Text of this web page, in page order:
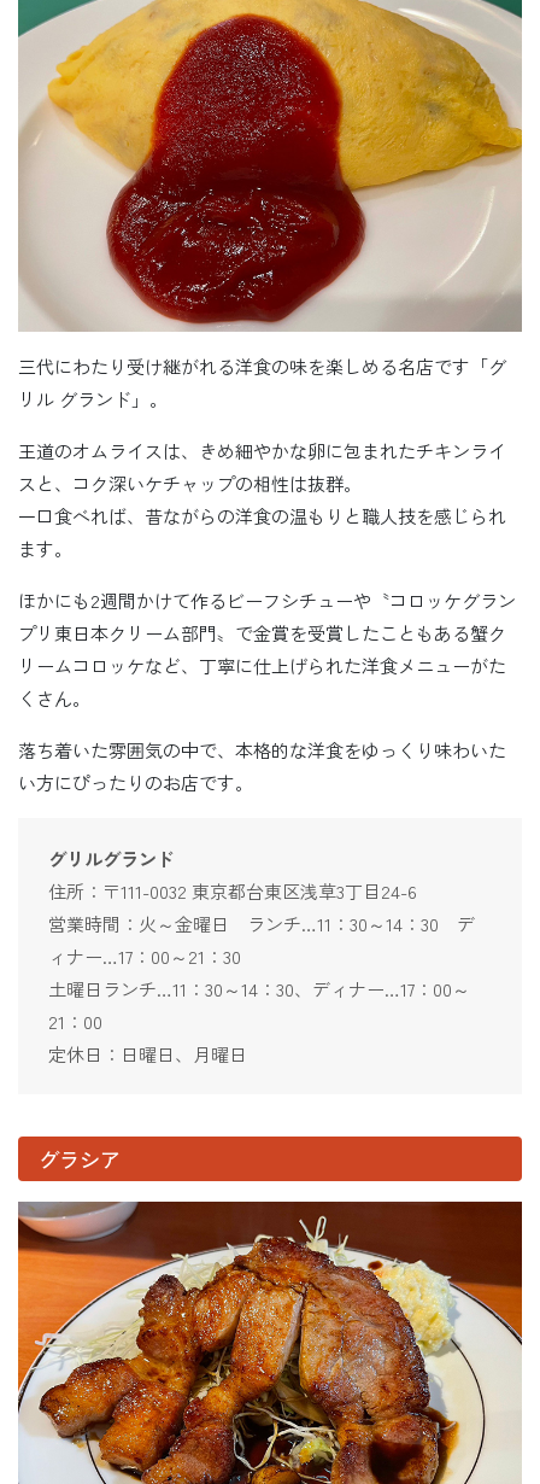
三代にわたり受け継がれる洋食の味を楽しめる名店です「グ
リル グランド」。
王道のオムライスは、きめ細やかな卵に包まれたチキンライ
スと、コク深いケチャップの相性は抜群。
一口食べれば、昔ながらの洋食の温もりと職人技を感じられ
ます。
ほかにも2週間かけて作るビーフシチューや〝コロッケグラン
プリ東日本クリーム部門〟で金賞を受賞したこともある蟹ク
リームコロッケなど、丁寧に仕上げられた洋食メニューがた
くさん。
落ち着いた雰囲気の中で、本格的な洋食をゆっくり味わいた
い方にぴったりのお店です。
グリルグランド
住所：〒111-0032 東京都台東区浅草3丁目24-6
営業時間：火～金曜日 ランチ…11：30～14：30 デ
ィナー…17：00～21：30
土曜日ランチ…11：30～14：30、ディナー…17：00～
21：00
定休日：日曜日、月曜日
グラシア